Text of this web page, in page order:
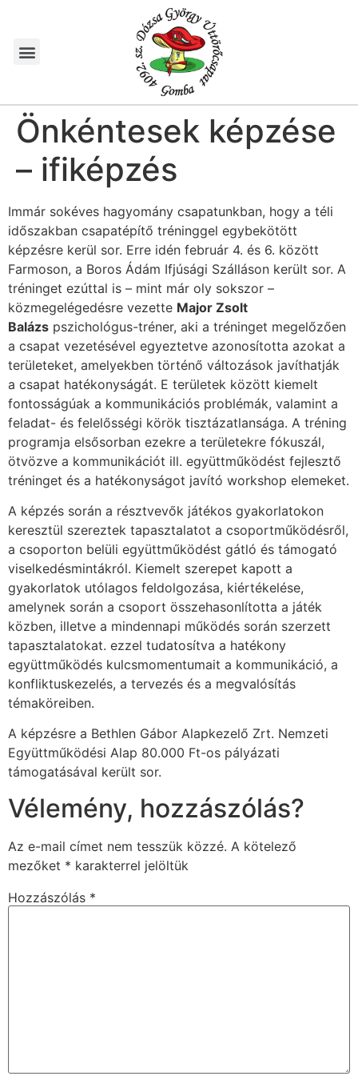
Önkéntesek képzése
– ifiképzés
Immár sokéves hagyomány csapatunkban, hogy a téli
időszakban csapatépítő tréninggel egybekötött
képzésre kerül sor. Erre idén február 4. és 6. között
Farmoson, a Boros Ádám Ifjúsági Szálláson került sor. A
tréninget ezúttal is – mint már oly sokszor –
közmegelégedésre vezette Major Zsolt
Balázs pszichológus-tréner, aki a tréninget megelőzően
a csapat vezetésével egyeztetve azonosította azokat a
területeket, amelyekben történő változások javíthatják
a csapat hatékonyságát. E területek között kiemelt
fontosságúak a kommunikációs problémák, valamint a
feladat- és felelősségi körök tisztázatlansága. A tréning
programja elsősorban ezekre a területekre fókuszál,
ötvözve a kommunikációt ill. együttműködést fejlesztő
tréninget és a hatékonyságot javító workshop elemeket.
A képzés során a résztvevők játékos gyakorlatokon
keresztül szereztek tapasztalatot a csoportműködésről,
a csoporton belüli együttműködést gátló és támogató
viselkedésmintákról. Kiemelt szerepet kapott a
gyakorlatok utólagos feldolgozása, kiértékelése,
amelynek során a csoport összehasonlította a játék
közben, illetve a mindennapi működés során szerzett
tapasztalatokat. ezzel tudatosítva a hatékony
együttműködés kulcsmomentumait a kommunikáció, a
konfliktuskezelés, a tervezés és a megvalósítás
témaköreiben.
A képzésre a Bethlen Gábor Alapkezelő Zrt. Nemzeti
Együttműködési Alap 80.000 Ft-os pályázati
támogatásával került sor.
Vélemény, hozzászólás?
Az e-mail címet nem tesszük közzé. A kötelező
mezőket * karakterrel jelöltük
Hozzászólás *